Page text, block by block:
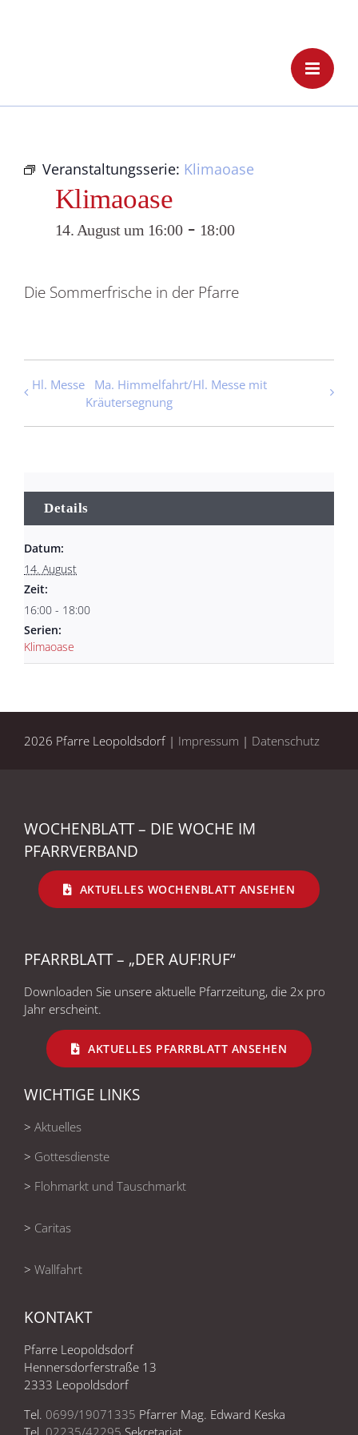
Veranstaltungsserie: Klimaoase
Klimaoase
14. August um 16:00- 18:00
Die Sommerfrische in der Pfarre
Hl. Messe
Ma. Himmelfahrt/Hl. Messe mit
Kräutersegnung
Details
Datum:
14. August
Zeit:
16:00 - 18:00
Serien:
Klimaoase
2026 Pfarre Leopoldsdorf | Impressum | Datenschutz
WOCHENBLATT – DIE WOCHE IM
PFARRVERBAND
AKTUELLES WOCHENBLATT ANSEHEN
PFARRBLATT – „DER AUF!RUF“
Downloaden Sie unsere aktuelle Pfarrzeitung, die 2x pro
Jahr erscheint.
AKTUELLES PFARRBLATT ANSEHEN
WICHTIGE LINKS
> Aktuelles
> Gottesdienste
> Flohmarkt und Tauschmarkt
> Caritas
> Wallfahrt
KONTAKT
Pfarre Leopoldsdorf
Hennersdorferstraße 13
2333 Leopoldsdorf
Tel. 0699/19071335 Pfarrer Mag. Edward Keska
Tel. 02235/42295 Sekretariat